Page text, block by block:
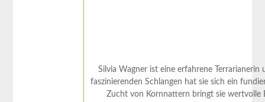
Silvia Wagner ist eine erfahrene
faszinierenden Schlangen hat sie sich ein
Zucht von Kornnattern bringt sie wertvolle